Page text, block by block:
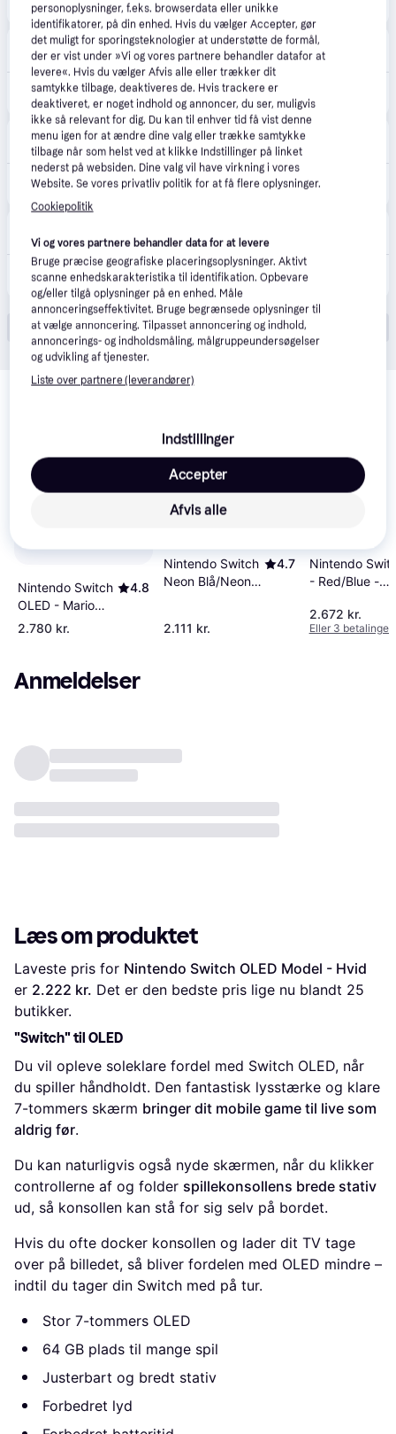
avXperten 4.8(428)
59 kr. fragt,1 dag
Nintendo Switch OLED Konsol - Hvid - 7"
Eller 3 betalinger af 885 kr.
CS MEGASTORE 4.5(1861)
Fri fragt,1-2 dage
(ComputerSalg) Nintendo Switch OLED - Spilkonsol - 1080p (Full HD) - hvid 2.778 kr.
Fri fragt,2 dage
Nintendo Switch OLED Konsol - Forventet levering: 2 hverdage 2.779 kr.
Eller 3 betalinger af 926 kr.
Vis alle (19)
Relaterede produkter
Nintendo Switch
OLED - Mario
Red Edition
4.8
2.780 kr.
1000+
Nintendo Switch
Neon Blå/Neon
4.7
2.111 kr.
Nintendo
- Red/Blue -
2.672 kr.
Eller 3 betalinger
Anmeldelser
Læs om produktet
Laveste pris for Nintendo Switch OLED Model - Hvid
er 2.222 kr. Det er den bedste pris lige nu blandt 25
butikker.
"Switch" til OLED
Du vil opleve soleklare fordel med Switch OLED, når
du spiller håndholdt. Den fantastisk lysstærke og klare
7-tommers skærm bringer dit mobile game til live som
aldrig før.
Du kan naturligvis også nyde skærmen, når du klikker
controllerne af og folder spillekonsollens brede stativ
ud, så konsollen kan stå for sig selv på bordet.
Hvis du ofte docker konsollen og lader dit TV tage
over på billedet, så bliver fordelen med OLED mindre –
indtil du tager din Switch med på tur.
Stor 7-tommers OLED
64 GB plads til mange spil
Justerbart og bredt stativ
Forbedret lyd
personoplysninger, f.eks. browserdata eller unikke
identifikatorer, på din enhed. Hvis du vælger Accepter, gør
det muligt for sporingsteknologier at understøtte de formål,
der er vist under »Vi og vores partnere behandler datafor at
levere«. Hvis du vælger Afvis alle eller trækker dit
samtykke tilbage, deaktiveres de. Hvis trackere er
deaktiveret, er noget indhold og annoncer, du ser, muligvis
ikke så relevant for dig. Du kan til enhver tid få vist denne
menu igen for at ændre dine valg eller trække samtykke
tilbage når som helst ved at klikke Indstillinger på linket
nederst på websiden. Dine valg vil have virkning i vores
Website. Se vores privatliv politik for at få flere oplysninger.
Cookiepolitik
Vi og vores partnere behandler data for at levere
Bruge præcise geografiske placeringsoplysninger. Aktivt
scanne enhedskarakteristika til identifikation. Opbevare
og/eller tilgå oplysninger på en enhed. Måle
annonceringseffektivitet. Bruge begrænsede oplysninger til
at vælge annoncering. Tilpasset annoncering og indhold,
annoncerings- og indholdsmåling, målgruppeundersøgelser
og udvikling af tjenester.
Liste over partnere (leverandører)
Indstillinger
Afvis alle
Accepter